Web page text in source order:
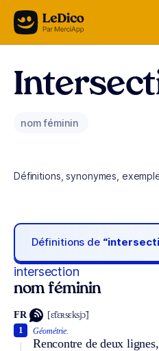
Aller au contenu
nom féminin
Définitions, synonymes,
Définitions de
intersection
nom féminin
FR [ɛ̃tɛʀsɛksjɔ̃]
Géométrie.
Rencontre de deux
1